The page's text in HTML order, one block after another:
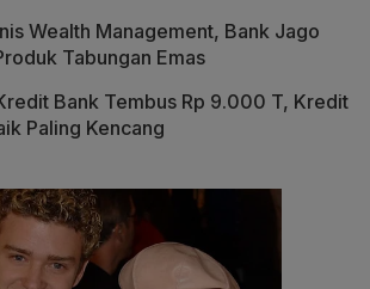
Wealth Management, Bank Jago
Tabungan Emas
Bank Tembus Rp 9.000 T, Kredit
Paling Kencang